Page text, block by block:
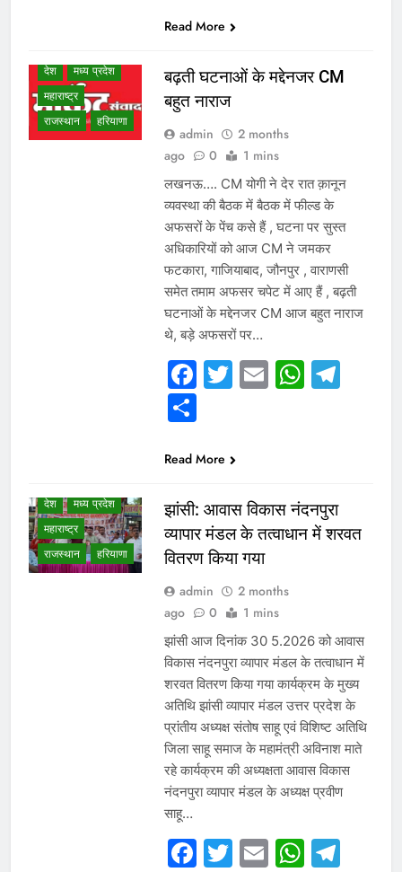
Read More
देश
मध्य प्रदेश
महाराष्ट्र
राजस्थान
हरियाणा
बढ़ती घटनाओं के मद्देनजर CM
बहुत नाराज
admin
2 months
ago
0 1 mins
लखनऊ…. CM योगी ने देर रात क़ानून
व्यवस्था की बैठक में बैठक में फील्ड के
अफसरों के पेंच कसे हैं , घटना पर सुस्त
अधिकारियों को आज CM ने जमकर
फटकारा, गाजियाबाद, जौनपुर , वाराणसी
समेत तमाम अफसर चपेट में आए हैं , बढ़ती
घटनाओं के मद्देनजर CM आज बहुत नाराज
थे, बड़े अफसरों पर…
Facebook
Twitter
Email
Share
Read More
देश
मध्य प्रदेश
महाराष्ट्र
राजस्थान
हरियाणा
झांसी: आवास विकास नंदनपुरा
व्यापार मंडल के तत्वाधान में शरवत
वितरण किया गया
admin
2 months
ago
0 1 mins
झांसी आज दिनांक 30 5.2026 को आवास
विकास नंदनपुरा व्यापार मंडल के तत्वाधान में
शरवत वितरण किया गया कार्यक्रम के मुख्य
अतिथि झांसी व्यापार मंडल उत्तर प्रदेश के
प्रांतीय अध्यक्ष संतोष साहू एवं विशिष्ट अतिथि
जिला साहू समाज के महामंत्री अविनाश माते
रहे कार्यक्रम की अध्यक्षता आवास विकास
नंदनपुरा व्यापार मंडल के अध्यक्ष प्रवीण
साहू…
Facebook
Twitter
Email